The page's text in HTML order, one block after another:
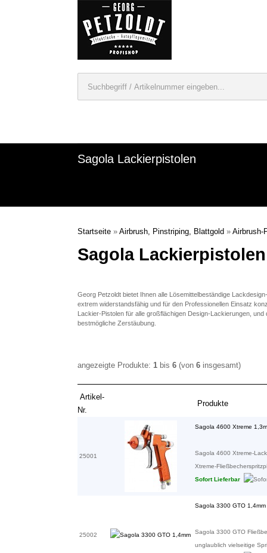
Sagola Lackierpistolen
Startseite » Airbrush, Pinstriping, Blattgold » Airbrush-
Sagola Lackierpistolen
Georg Petzoldt bietet Ihnen alle Lösemittelbeständige
extrem widerstandsfähig und für den Professionellen Einsatz
Lackier-Pistolen für alle großflächigen Design-Lackierungen,
bestmögliche Zerstäubung.
angezeigte Produkte: 1 bis 6 (von 6 insgesamt)
Artikel-
Nr.
Produkte
25001
Sagola 4600 Xtreme
Sagola 4600 Xtreme-
Xtreme-
Sofort Lieferbar
25002
Sagola 3300 GTO 1,4mm
Sagola 3300 GTO
unglaublich vielseitige